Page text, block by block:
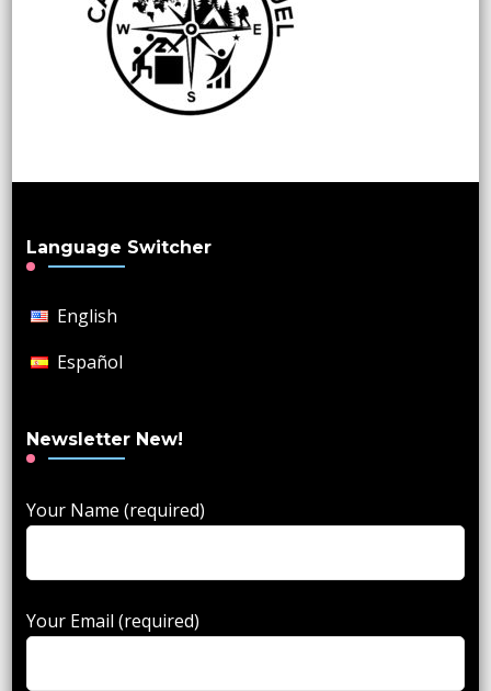
Language Switcher
English
Español
Newsletter New!
Your Name (required)
Your Email (required)